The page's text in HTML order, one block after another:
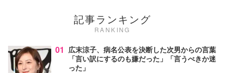
記事ランキング
RANKING
01 広末涼子、病名公表を決断した次男からの言葉
「言い訳にするのも嫌だった」「言うべきか迷
った」